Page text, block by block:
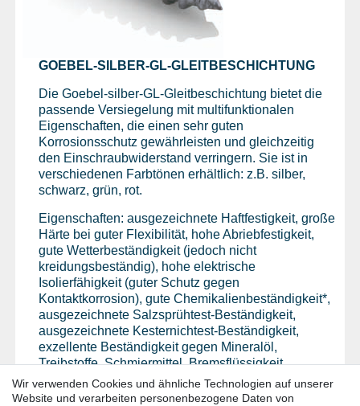
GOEBEL-SILBER-GL-GLEITBESCHICHTUNG
Die Goebel-silber-GL-Gleitbeschichtung bietet die
passende Versiegelung mit multifunktionalen
Eigenschaften, die einen sehr guten
Korrosionsschutz gewährleisten und gleichzeitig
den Einschraubwiderstand verringern. Sie ist in
verschiedenen Farbtönen erhältlich: z.B. silber,
schwarz, grün, rot.
Eigenschaften: ausgezeichnete Haftfestigkeit, große
Härte bei guter Flexibilität, hohe Abriebfestigkeit,
gute Wetterbeständigkeit (jedoch nicht
kreidungsbeständig), hohe elektrische
Isolierfähigkeit (guter Schutz gegen
Kontaktkorrosion), gute Chemikalienbeständigkeit*,
ausgezeichnete Salzsprühtest-Beständigkeit,
ausgezeichnete Kesternichtest-Beständigkeit,
exzellente Beständigkeit gegen Mineralöl,
Treibstoffe, Schmiermittel, Bremsflüssigkeit,
Kühlmittel,usw.
Wir verwenden Cookies und ähnliche Technologien auf unserer
Website und verarbeiten personenbezogene Daten von